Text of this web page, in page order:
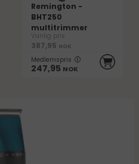
Remington -
BHT250
multitrimmer
Vanlig pris
387,95 NOK
Medlemspris
247,95 NOK